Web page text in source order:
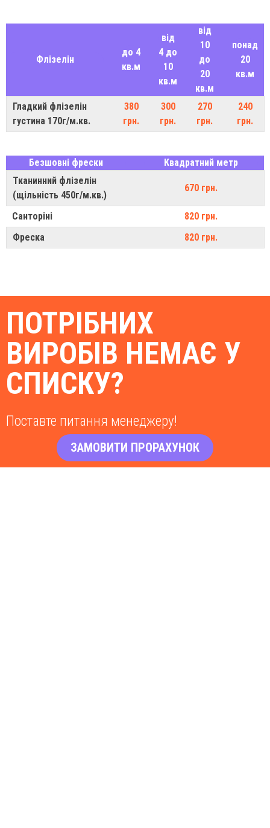
Флізелін
до 4
кв.м
від
4 до
10
кв.м
від
10
до
20
кв.м
понад
20
кв.м
Гладкий флізелін
густина 170г/м.кв.
380
грн.
300
грн.
270
грн.
240
грн.
Безшовні фрески
Квадратний метр
Тканинний флізелін
(щільність 450г/м.кв.)
670 грн.
Санторіні
820 грн.
Фреска
820 грн.
ПОТРІБНИХ
ВИРОБІВ НЕМАЄ У
СПИСКУ?
Поставте питання менеджеру!
ЗАМОВИТИ ПРОРАХУНОК